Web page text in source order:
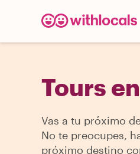
Tours
Vas a tu próximo
No te preocupes,
próximo destino